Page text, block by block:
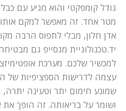
מטר אחד. זה מאפשר למקם אותו
אדן חלון, מבלי לתפוס הרבה
יד.טכנולוגיית מגסייפ גם
למכשיר שלכם. מערכת
עצמה לדרישות הספציפיות של
שמונע חימום יתר וטעינה
ושומר על בריאותה. זה הופך את